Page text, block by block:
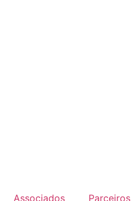
Associados Parceiros